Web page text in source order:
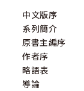
中文版序
系列簡介
原書主編序
作者序
略語表
導論